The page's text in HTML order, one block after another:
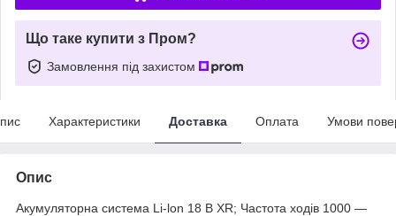
Що таке купити з Пром?
Замовлення під захистом
Характеристики Доставка Оплата Умови
Опис
Акумуляторна система Li-lon 18 В XR; Частота ходів 1000 —